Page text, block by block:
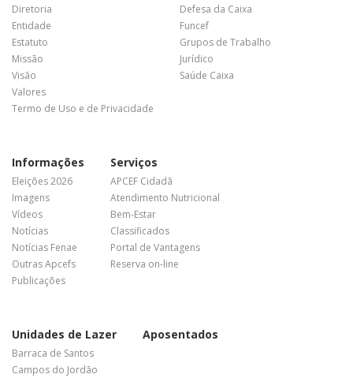
Diretoria
Entidade
Estatuto
Missão
Visão
Valores
Termo de Uso e de Privacidade
Defesa da Caixa
Funcef
Grupos de Trabalho
Jurídico
Saúde Caixa
Informações
Eleições 2026
Imagens
Vídeos
Notícias
Notícias Fenae
Outras Apcefs
Publicações
Serviços
APCEF Cidadã
Atendimento Nutricional
Bem-Estar
Classificados
Portal de Vantagens
Reserva on-line
Unidades de Lazer
Barraca de Santos
Campos do Jordão
Aposentados